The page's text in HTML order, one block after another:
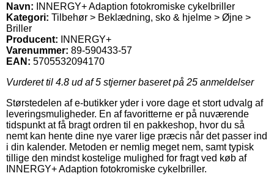
Navn: INNERGY+ Adaption fotokromiske cykelbriller
Kategori: Tilbehør > Beklædning, sko & hjelme > Øjne >
Briller
Producent:
INNERGY+
Varenummer: 89-590433-57
EAN: 5705532094170
Vurderet til 4.8 ud af 5 stjerner baseret på 25 anmeldelser
Størstedelen af e-butikker yder i vore dage et stort udvalg af
leveringsmuligheder. En af favoritterne er på nuværende
tidspunkt at få bragt ordren til en pakkeshop, hvor du så
nemt kan hente dine nye varer lige præcis når det passer ind
i din kalender. Metoden er nemlig meget nem, samt typisk
tillige den mindst kostelige mulighed for fragt ved køb af
INNERGY+ Adaption fotokromiske cykelbriller.